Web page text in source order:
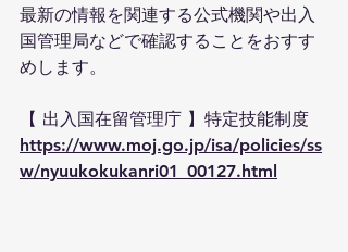
最新の情報を関連する公式機関や出入
国管理局などで確認することをおすす
めします。
【 出入国在留管理庁 】特定技能制度
https://www.moj.go.jp/isa/policies/ss
w/nyuukokukanri01_00127.html